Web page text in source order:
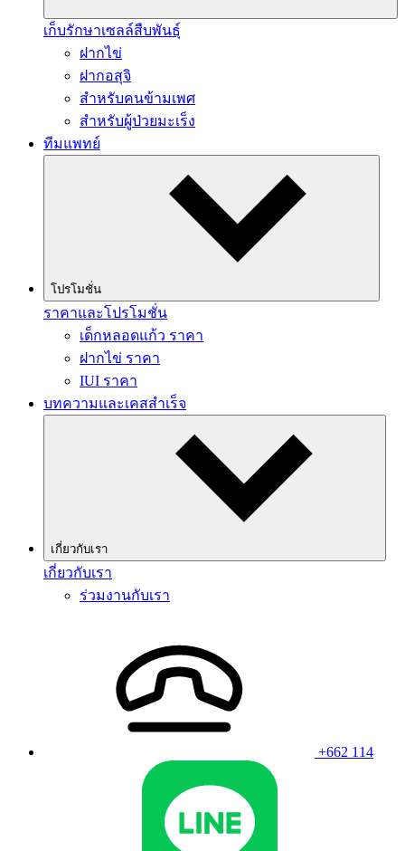
เก็บรักษาเซลล์สืบพันธุ์
ฝากไข่
ฝากอสุจิ
สำหรับคนข้ามเพศ
สำหรับผู้ป่วยมะเร็ง
ทีมแพทย์
โปรโมชั่น
ราคาและโปรโมชั่น
เด็กหลอดแก้ว ราคา
ฝากไข่ ราคา
IUI ราคา
บทความและเคสสำเร็จ
เกี่ยวกับเรา
เกี่ยวกับเรา
ร่วมงานกับเรา
+662 114